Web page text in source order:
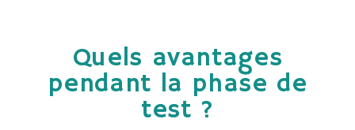
Quels avantages
pendant la phase de
test ?